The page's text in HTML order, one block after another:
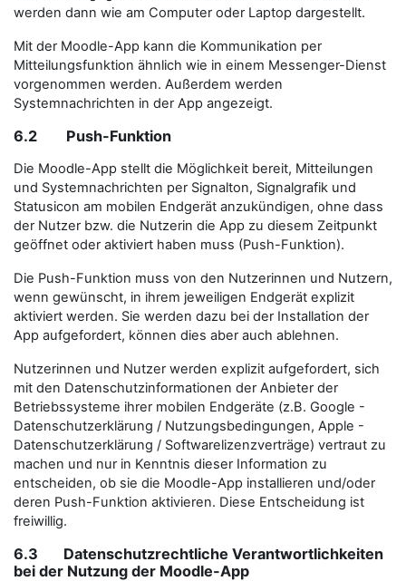
werden dann wie am Computer oder Laptop dargestellt.
Mit der Moodle-App kann die Kommunikation per
Mitteilungsfunktion ähnlich wie in einem Messenger-Dienst
vorgenommen werden. Außerdem werden
Systemnachrichten in der App angezeigt.
6.2 Push-Funktion
Die Moodle-App stellt die Möglichkeit bereit, Mitteilungen
und Systemnachrichten per Signalton, Signalgrafik und
Statusicon am mobilen Endgerät anzukündigen, ohne dass
der Nutzer bzw. die Nutzerin die App zu diesem Zeitpunkt
geöffnet oder aktiviert haben muss (Push-Funktion).
Die Push-Funktion muss von den Nutzerinnen und Nutzern,
wenn gewünscht, in ihrem jeweiligen Endgerät explizit
aktiviert werden. Sie werden dazu bei der Installation der
App aufgefordert, können dies aber auch ablehnen.
Nutzerinnen und Nutzer werden explizit aufgefordert, sich
mit den Datenschutzinformationen der Anbieter der
Betriebssysteme ihrer mobilen Endgeräte (z.B. Google -
Datenschutzerklärung / Nutzungsbedingungen, Apple -
Datenschutzerklärung / Softwarelizenzverträge) vertraut zu
machen und nur in Kenntnis dieser Information zu
entscheiden, ob sie die Moodle-App installieren und/oder
deren Push-Funktion aktivieren. Diese Entscheidung ist
freiwillig.
6.3 Datenschutzrechtliche Verantwortlichkeiten
bei der Nutzung der Moodle-App